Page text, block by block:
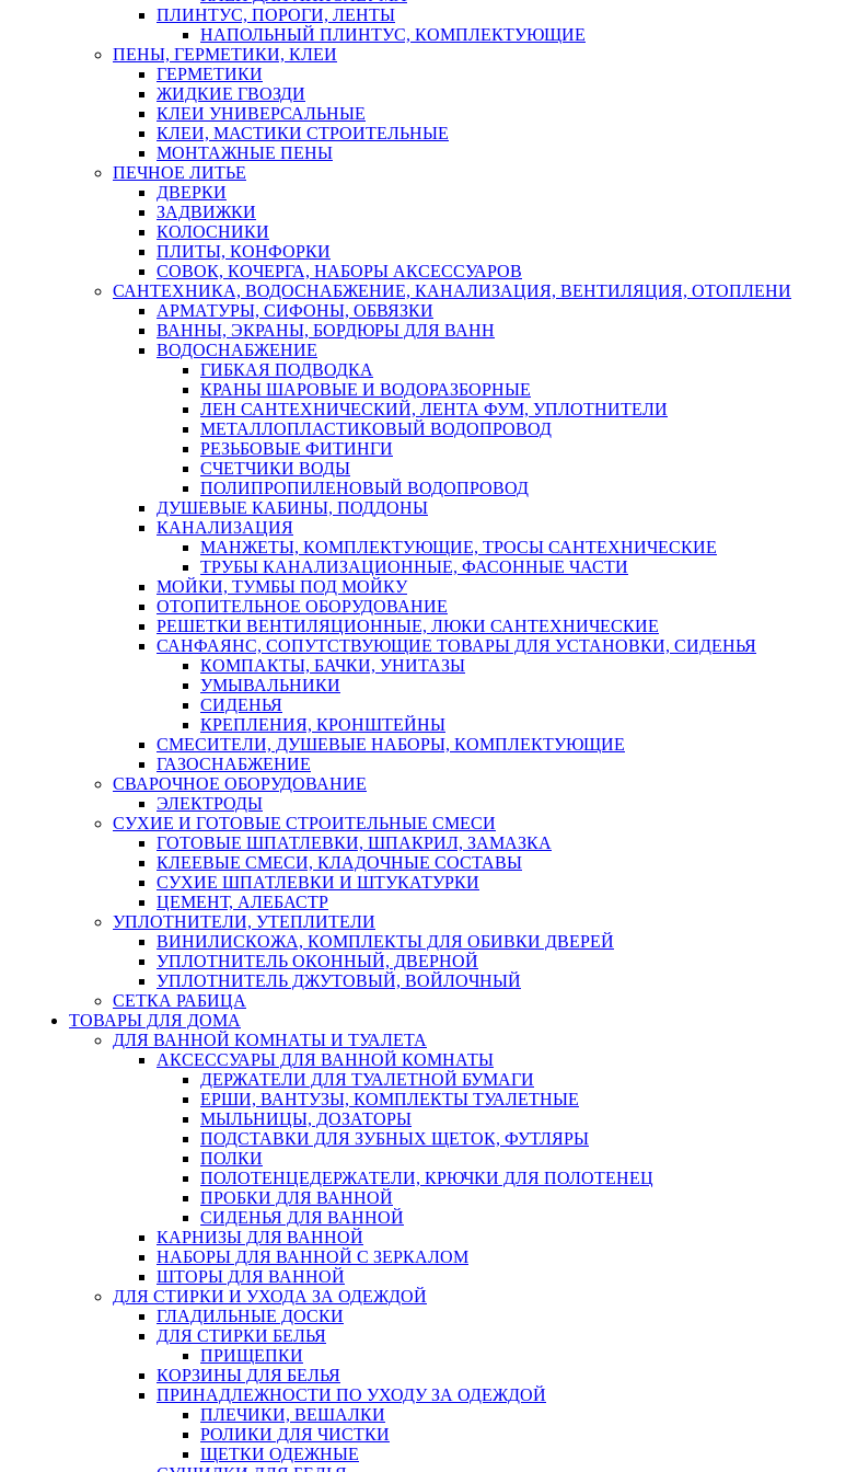
ПЛИНТУС, ПОРОГИ, ЛЕНТЫ
НАПОЛЬНЫЙ ПЛИНТУС, КОМПЛЕКТУЮЩИЕ
ПЕНЫ, ГЕРМЕТИКИ, КЛЕИ
ГЕРМЕТИКИ
ЖИДКИЕ ГВОЗДИ
КЛЕИ УНИВЕРСАЛЬНЫЕ
КЛЕИ, МАСТИКИ СТРОИТЕЛЬНЫЕ
МОНТАЖНЫЕ ПЕНЫ
ПЕЧНОЕ ЛИТЬЕ
ДВЕРКИ
ЗАДВИЖКИ
КОЛОСНИКИ
ПЛИТЫ, КОНФОРКИ
СОВОК, КОЧЕРГА, НАБОРЫ АКСЕССУАРОВ
САНТЕХНИКА, ВОДОСНАБЖЕНИЕ, КАНАЛИЗАЦИЯ, ВЕНТИЛЯЦИЯ, ОТОПЛЕНИ
АРМАТУРЫ, СИФОНЫ, ОБВЯЗКИ
ВАННЫ, ЭКРАНЫ, БОРДЮРЫ ДЛЯ ВАНН
ВОДОСНАБЖЕНИЕ
ГИБКАЯ ПОДВОДКА
КРАНЫ ШАРОВЫЕ И ВОДОРАЗБОРНЫЕ
ЛЕН САНТЕХНИЧЕСКИЙ, ЛЕНТА ФУМ, УПЛОТНИТЕЛИ
МЕТАЛЛОПЛАСТИКОВЫЙ ВОДОПРОВОД
РЕЗЬБОВЫЕ ФИТИНГИ
СЧЕТЧИКИ ВОДЫ
ПОЛИПРОПИЛЕНОВЫЙ ВОДОПРОВОД
ДУШЕВЫЕ КАБИНЫ, ПОДДОНЫ
КАНАЛИЗАЦИЯ
МАНЖЕТЫ, КОМПЛЕКТУЮЩИЕ, ТРОСЫ САНТЕХНИЧЕСКИЕ
ТРУБЫ КАНАЛИЗАЦИОННЫЕ, ФАСОННЫЕ ЧАСТИ
МОЙКИ, ТУМБЫ ПОД МОЙКУ
ОТОПИТЕЛЬНОЕ ОБОРУДОВАНИЕ
РЕШЕТКИ ВЕНТИЛЯЦИОННЫЕ, ЛЮКИ САНТЕХНИЧЕСКИЕ
САНФАЯНС, СОПУТСТВУЮЩИЕ ТОВАРЫ ДЛЯ УСТАНОВКИ, СИДЕНЬЯ
КОМПАКТЫ, БАЧКИ, УНИТАЗЫ
УМЫВАЛЬНИКИ
СИДЕНЬЯ
КРЕПЛЕНИЯ, КРОНШТЕЙНЫ
СМЕСИТЕЛИ, ДУШЕВЫЕ НАБОРЫ, КОМПЛЕКТУЮЩИЕ
ГАЗОСНАБЖЕНИЕ
СВАРОЧНОЕ ОБОРУДОВАНИЕ
ЭЛЕКТРОДЫ
СУХИЕ И ГОТОВЫЕ СТРОИТЕЛЬНЫЕ СМЕСИ
ГОТОВЫЕ ШПАТЛЕВКИ, ШПАКРИЛ, ЗАМАЗКА
КЛЕЕВЫЕ СМЕСИ, КЛАДОЧНЫЕ СОСТАВЫ
СУХИЕ ШПАТЛЕВКИ И ШТУКАТУРКИ
ЦЕМЕНТ, АЛЕБАСТР
УПЛОТНИТЕЛИ, УТЕПЛИТЕЛИ
ВИНИЛИСКОЖА, КОМПЛЕКТЫ ДЛЯ ОБИВКИ ДВЕРЕЙ
УПЛОТНИТЕЛЬ ОКОННЫЙ, ДВЕРНОЙ
УПЛОТНИТЕЛЬ ДЖУТОВЫЙ, ВОЙЛОЧНЫЙ
СЕТКА РАБИЦА
ТОВАРЫ ДЛЯ ДОМА
ДЛЯ ВАННОЙ КОМНАТЫ И ТУАЛЕТА
АКСЕССУАРЫ ДЛЯ ВАННОЙ КОМНАТЫ
ДЕРЖАТЕЛИ ДЛЯ ТУАЛЕТНОЙ БУМАГИ
ЕРШИ, ВАНТУЗЫ, КОМПЛЕКТЫ ТУАЛЕТНЫЕ
МЫЛЬНИЦЫ, ДОЗАТОРЫ
ПОДСТАВКИ ДЛЯ ЗУБНЫХ ЩЕТОК, ФУТЛЯРЫ
ПОЛКИ
ПОЛОТЕНЦЕДЕРЖАТЕЛИ, КРЮЧКИ ДЛЯ ПОЛОТЕНЕЦ
ПРОБКИ ДЛЯ ВАННОЙ
СИДЕНЬЯ ДЛЯ ВАННОЙ
КАРНИЗЫ ДЛЯ ВАННОЙ
НАБОРЫ ДЛЯ ВАННОЙ С ЗЕРКАЛОМ
ШТОРЫ ДЛЯ ВАННОЙ
ДЛЯ СТИРКИ И УХОДА ЗА ОДЕЖДОЙ
ГЛАДИЛЬНЫЕ ДОСКИ
ДЛЯ СТИРКИ БЕЛЬЯ
ПРИЩЕПКИ
КОРЗИНЫ ДЛЯ БЕЛЬЯ
ПРИНАДЛЕЖНОСТИ ПО УХОДУ ЗА ОДЕЖДОЙ
ПЛЕЧИКИ, ВЕШАЛКИ
РОЛИКИ ДЛЯ ЧИСТКИ
ЩЕТКИ ОДЕЖНЫЕ